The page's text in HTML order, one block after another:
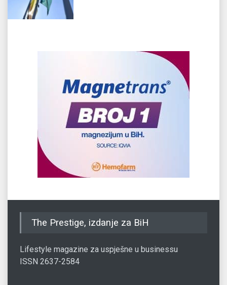
The Prestige, izdanje za BiH
Lifestyle magazine za uspješne u businessu
ISSN 2637-2584